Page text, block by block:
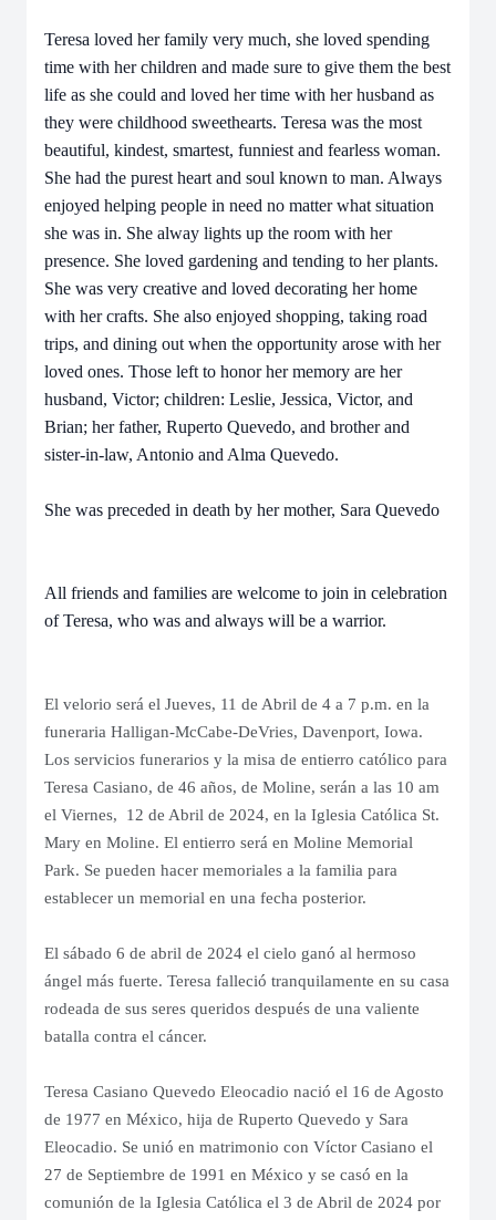
Teresa loved her family very much, she loved spending
time with her children and made sure to give them the best
life as she could and loved her time with her husband as
they were childhood sweethearts. Teresa was the most
beautiful, kindest, smartest, funniest and fearless woman.
She had the purest heart and soul known to man. Always
enjoyed helping people in need no matter what situation
she was in. She alway lights up the room with her
presence. She loved gardening and tending to her plants.
She was very creative and loved decorating her home
with her crafts. She also enjoyed shopping, taking road
trips, and dining out when the opportunity arose with her
loved ones. Those left to honor her memory are her
husband, Victor; children: Leslie, Jessica, Victor, and
Brian; her father, Ruperto Quevedo, and brother and
sister-in-law, Antonio and Alma Quevedo.
She was preceded in death by her mother, Sara Quevedo
All friends and families are welcome to join in celebration
of Teresa, who was and always will be a warrior.
El velorio será el Jueves, 11 de Abril de 4 a 7 p.m. en la
funeraria Halligan-McCabe-DeVries, Davenport, Iowa.
Los servicios funerarios y la misa de entierro católico para
Teresa Casiano, de 46 años, de Moline, serán a las 10 am
el Viernes, 12 de Abril de 2024, en la Iglesia Católica St.
Mary en Moline. El entierro será en Moline Memorial
Park. Se pueden hacer memoriales a la familia para
establecer un memorial en una fecha posterior.
El sábado 6 de abril de 2024 el cielo ganó al hermoso
ángel más fuerte. Teresa falleció tranquilamente en su casa
rodeada de sus seres queridos después de una valiente
batalla contra el cáncer.
Teresa Casiano Quevedo Eleocadio nació el 16 de Agosto
de 1977 en México, hija de Ruperto Quevedo y Sara
Eleocadio. Se unió en matrimonio con Víctor Casiano el
27 de Septiembre de 1991 en México y se casó en la
comunión de la Iglesia Católica el 3 de Abril de 2024 por